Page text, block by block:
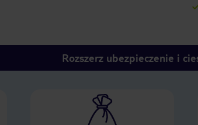
Rozszerz ubezpieczenie i